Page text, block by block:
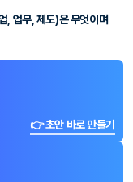
, 업무, 제도)은 무엇이며
👉 초안 바로 만들기